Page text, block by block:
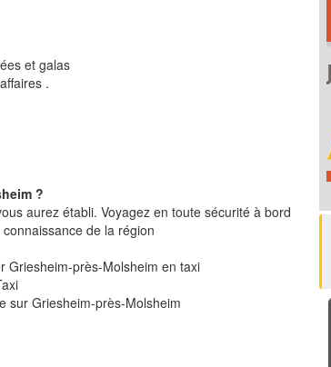
et galas
.
?
aurez établi. Voyagez en toute sécurité à bord
de la région
Griesheim-près-Molsheim en taxi
sur Griesheim-près-Molsheim